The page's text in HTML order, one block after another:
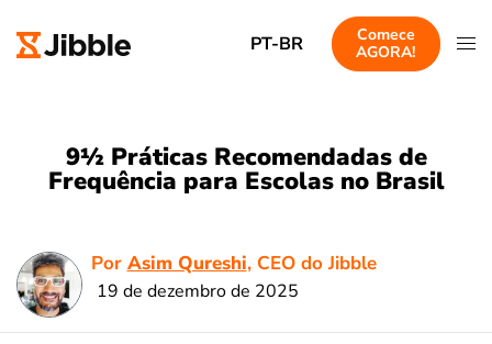
PT-BR
Comece
AGORA!
9½ Práticas Recomendadas de
Frequência para Escolas no Brasil
Por Asim Qureshi, CEO do Jibble
19 de dezembro de 2025